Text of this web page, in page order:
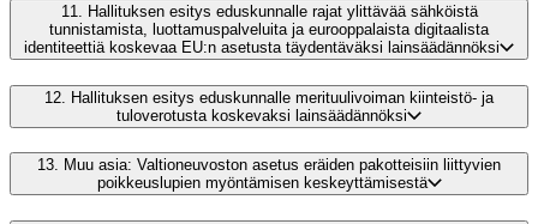
11.
Hallituksen esitys eduskunnalle rajat ylittävää sähköistä
tunnistamista, luottamuspalveluita ja eurooppalaista digitaalista
identiteettiä koskevaa EU:n asetusta täydentäväksi lainsäädännöksi
12. Hallituksen esitys eduskunnalle merituulivoiman kiinteistö- ja
tuloverotusta koskevaksi lainsäädännöksi
13. Muu asia: Valtioneuvoston asetus eräiden pakotteisiin liittyvien
poikkeuslupien myöntämisen keskeyttämisestä